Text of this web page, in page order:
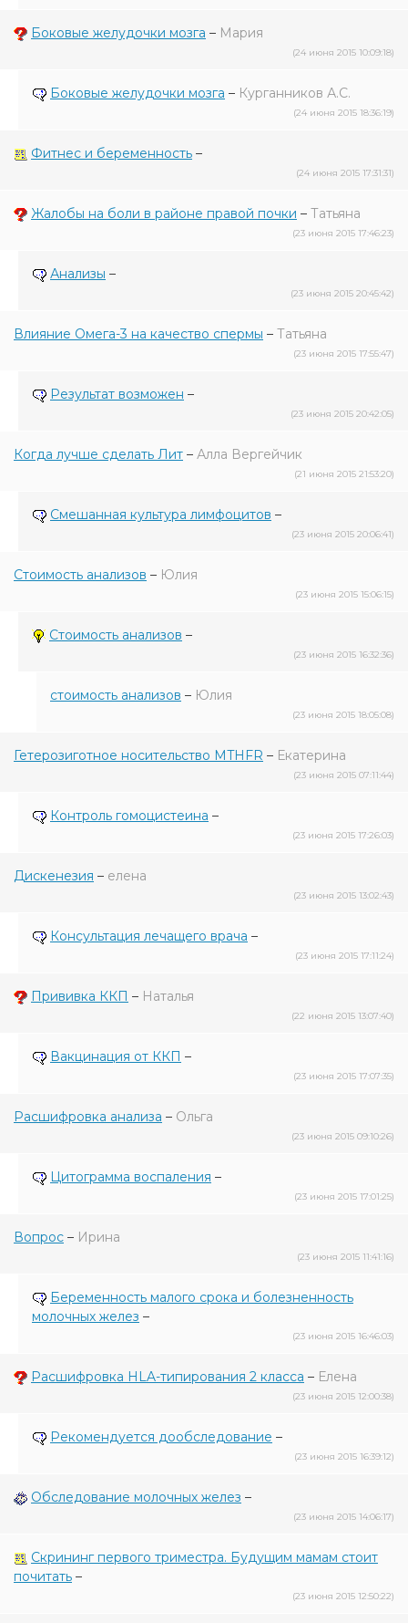
Боковые желудочки мозга – Мария
(24 июня 2015 10:09:18)
Боковые желудочки мозга – Курганников А.С.
(24 июня 2015 18:36:19)
Фитнес и беременность –
(24 июня 2015 17:31:31)
Жалобы на боли в районе правой почки – Татьяна
(23 июня 2015 17:46:23)
Анализы –
(23 июня 2015 20:45:42)
Влияние Омега-3 на качество спермы – Татьяна
(23 июня 2015 17:55:47)
Результат возможен –
(23 июня 2015 20:42:05)
Когда лучше сделать Лит – Алла Вергейчик
(21 июня 2015 21:53:20)
Смешанная культура лимфоцитов –
(23 июня 2015 20:06:41)
Cтоимость анализов – Юлия
(23 июня 2015 15:06:15)
Стоимость анализов –
(23 июня 2015 16:32:36)
стоимость анализов – Юлия
(23 июня 2015 18:05:08)
Гетерозиготное носительство MTHFR – Екатерина
(23 июня 2015 07:11:44)
Контроль гомоцистеина –
(23 июня 2015 17:26:03)
Дискенезия – елена
(23 июня 2015 13:02:43)
Консультация лечащего врача –
(23 июня 2015 17:11:24)
Прививка ККП – Наталья
(22 июня 2015 13:07:40)
Вакцинация от ККП –
(23 июня 2015 17:07:35)
Расшифровка анализа – Ольга
(23 июня 2015 09:10:26)
Цитограмма воспаления –
(23 июня 2015 17:01:25)
Вопрос – Ирина
(23 июня 2015 11:41:16)
Беременность малого срока и болезненность
молочных желез –
(23 июня 2015 16:46:03)
Расшифровка HLA-типирования 2 класса – Елена
(23 июня 2015 12:00:38)
Рекомендуется дообследование –
(23 июня 2015 16:39:12)
Обследование молочных желез –
(23 июня 2015 14:06:17)
Скрининг первого триместра. Будущим мамам стоит
почитать –
(23 июня 2015 12:50:22)